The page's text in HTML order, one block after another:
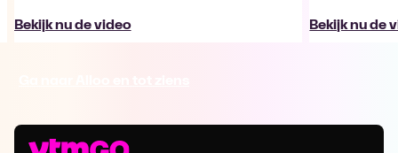
Bekijk nu de video Bekijk nu de